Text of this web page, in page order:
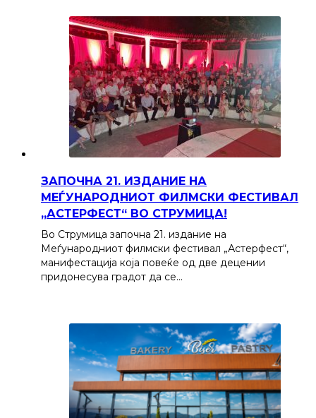
ЗАПОЧНА 21. ИЗДАНИЕ НА
МЕЃУНАРОДНИОТ ФИЛМСКИ ФЕСТИВАЛ
„АСТЕРФЕСТ“ ВО СТРУМИЦА!
Во Струмица започна 21. издание на
Меѓународниот филмски фестивал „Астерфест“,
манифестација која повеќе од две децении
придонесува градот да се…